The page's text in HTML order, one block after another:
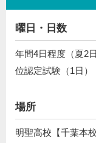
曜日・日数
年間4日程度（夏2
位認定試験（1日）
場所
明聖高校【千葉本